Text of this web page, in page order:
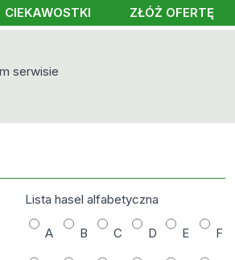
CIEKAWOSTKI ZŁÓŻ OFERTĘ
serwisie
Lista hasel alfabetyczna
A B C D E F